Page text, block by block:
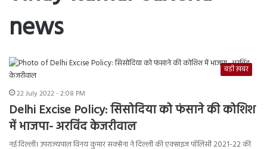
news
बड़ी ख़बर
22 July 2022 - 2:08 PM
Delhi Excise Policy: सिसोदिया को फंसाने की कोशिश
में भाजपा- अरविंद केजरीवाल
नई दिल्ली। उपराज्यपाल विनय कुमार सक्सेना ने दिल्ली की एक्साइज पॉलिसी 2021-22 की